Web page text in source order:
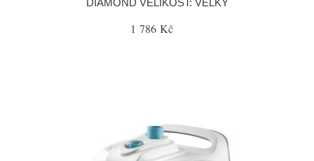
DIAMOND VELIKOST: VELKÝ
1 786 Kč